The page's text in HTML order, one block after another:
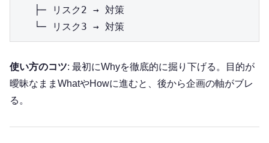
   ├─ リスク2 → 対策
使い方のコツ: 最初にWhyを徹底的に掘り下げる。目的が
曖昧なままWhatやHowに進むと、後から企画の軸がブレ
る。